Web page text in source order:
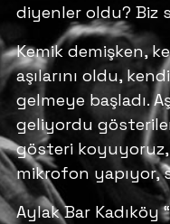
diyenler oldu? Biz
Kemik demişken,
aşılarını oldu,
gelmeye başladı.
geliyordu
gösteri koyuyoruz,
mikrofon yapıyor,
Aylak Bar Kadıköy